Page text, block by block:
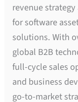
revenue
for software
solutions. With
global B2B
full-cycle sales
and business
go-to-market